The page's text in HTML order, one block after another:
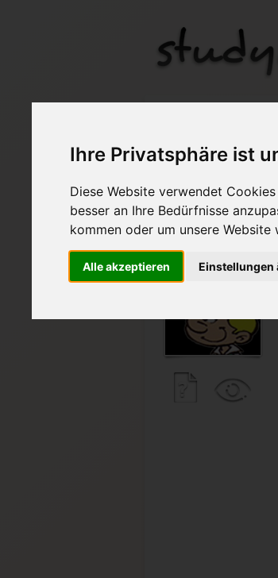
Ihre Privatsphäre ist
Diese Website verwendet
besser an Ihre Bedürfnisse
kommen oder um unsere
Alle akzeptieren Einstellungen
Startseite